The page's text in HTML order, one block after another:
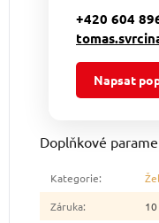
+420 604
Napsat
Doplňkové
Kategorie:
Záruka: